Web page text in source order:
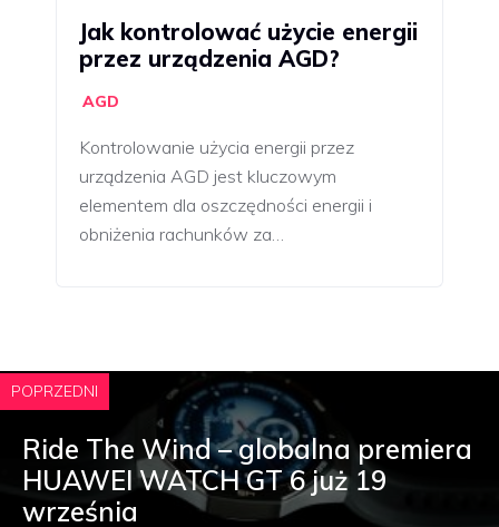
Jak kontrolować użycie energii
przez urządzenia AGD?
AGD
Kontrolowanie użycia energii przez
urządzenia AGD jest kluczowym
elementem dla oszczędności energii i
obniżenia rachunków za…
POPRZEDNI
Ride The Wind – globalna premiera
HUAWEI WATCH GT 6 już 19
września